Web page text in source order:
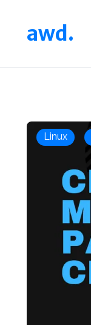
awd.
Linux